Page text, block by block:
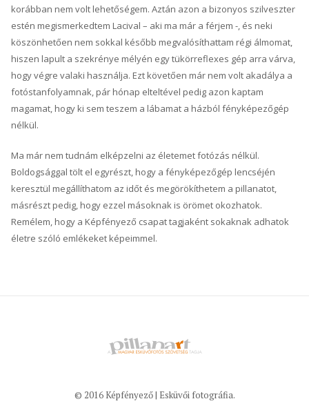
korábban nem volt lehetőségem. Aztán azon a bizonyos szilveszter
estén megismerkedtem Lacival – aki ma már a férjem -, és neki
köszönhetően nem sokkal később megvalósíthattam régi álmomat,
hiszen lapult a szekrénye mélyén egy tükörreflexes gép arra várva,
hogy végre valaki használja. Ezt követően már nem volt akadálya a
fotóstanfolyamnak, pár hónap elteltével pedig azon kaptam
magamat, hogy ki sem teszem a lábamat a házból fényképezőgép
nélkül.
Ma már nem tudnám elképzelni az életemet fotózás nélkül.
Boldogsággal tölt el egyrészt, hogy a fényképezőgép lencséjén
keresztül megállíthatom az időt és megörökíthetem a pillanatot,
másrészt pedig, hogy ezzel másoknak is örömet okozhatok.
Remélem, hogy a Képfényező csapat tagjaként sokaknak adhatok
életre szóló emlékeket képeimmel.
© 2016 Képfényező | Esküvői fotográfia.